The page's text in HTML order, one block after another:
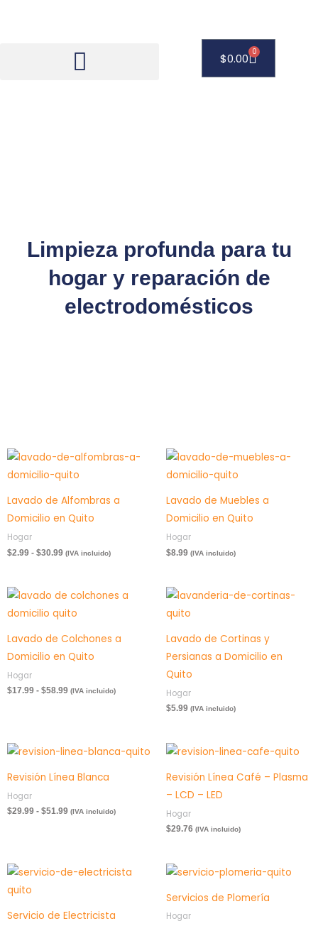
$0.00 0
Carrito
Limpieza profunda para tu
hogar y reparación de
electrodomésticos
Lavado de Alfombras a
Domicilio en Quito
Hogar
$2.99 - $30.99
Rango
precios:
$2.99
$30.99
(IVA incluido)
Lavado de Muebles a
Domicilio en Quito
Hogar
$8.99 (IVA incluido)
Lavado de Colchones a
Domicilio en Quito
Hogar
$17.99 - $58.99
Rango
precios:
$17.99
$58.99
(IVA incluido)
Lavado de Cortinas y
Persianas a Domicilio en
Quito
Hogar
$5.99 (IVA incluido)
Revisión Línea Blanca
Hogar
$29.99 - $51.99
Rango
precios:
desde
$51.99
(IVA incluido)
Revisión Línea Café – Plasma
– LCD – LED
Hogar
$29.76 (IVA incluido)
Servicio de Electricista
Servicios de Plomería
Hogar